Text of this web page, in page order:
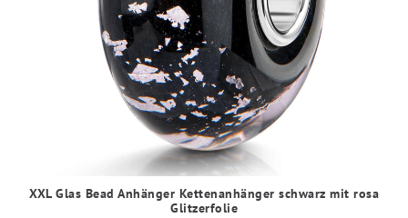
XXL Glas Bead Anhänger Kettenanhänger schwarz mit rosa
Glitzerfolie